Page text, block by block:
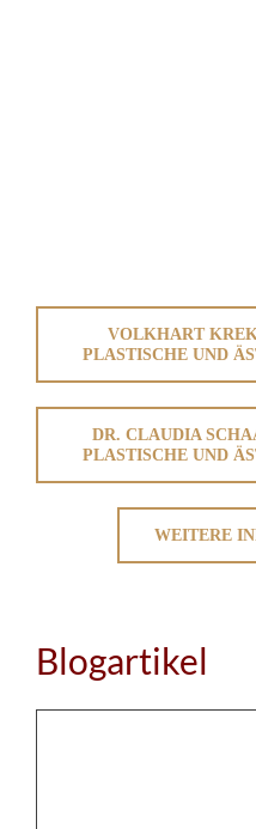
VOLKHART
PLASTISCHE UND
DR. CLAUDIA
PLASTISCHE UND
WEITERE
Blogartikel